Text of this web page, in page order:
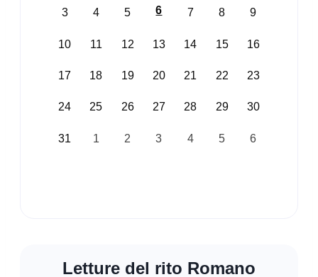
3 4 5 6 7 8 9
10 11 12 13 14 15 16
17 18 19 20 21 22 23
24 25 26 27 28 29 30
31 1 2 3 4 5 6
Letture del rito Romano